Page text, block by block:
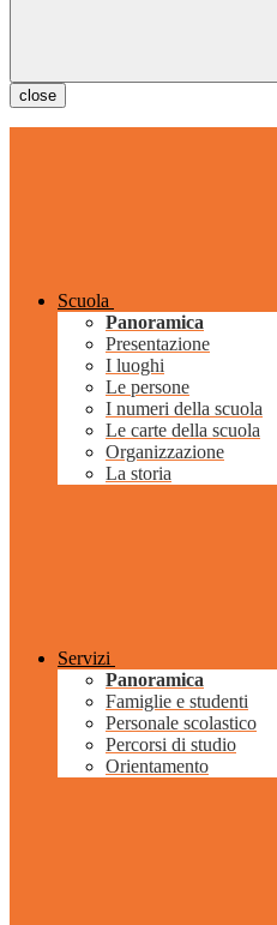
close
Scuola
Panoramica
Presentazione
I luoghi
Le persone
I numeri della scuola
Le carte della scuola
Organizzazione
La storia
Servizi
Panoramica
Famiglie e studenti
Personale scolastico
Percorsi di studio
Orientamento